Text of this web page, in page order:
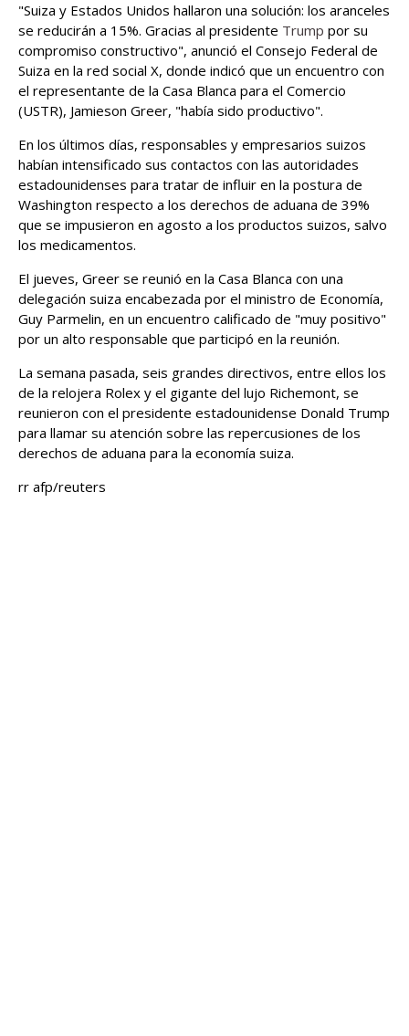
"Suiza y Estados Unidos hallaron una solución: los aranceles
se reducirán a 15%. Gracias al presidente Trump por su
compromiso constructivo", anunció el Consejo Federal de
Suiza en la red social X, donde indicó que un encuentro con
el representante de la Casa Blanca para el Comercio
(USTR), Jamieson Greer, "había sido productivo".
En los últimos días, responsables y empresarios suizos
habían intensificado sus contactos con las autoridades
estadounidenses para tratar de influir en la postura de
Washington respecto a los derechos de aduana de 39%
que se impusieron en agosto a los productos suizos, salvo
los medicamentos.
El jueves, Greer se reunió en la Casa Blanca con una
delegación suiza encabezada por el ministro de Economía,
Guy Parmelin, en un encuentro calificado de "muy positivo"
por un alto responsable que participó en la reunión.
La semana pasada, seis grandes directivos, entre ellos los
de la relojera Rolex y el gigante del lujo Richemont, se
reunieron con el presidente estadounidense Donald Trump
para llamar su atención sobre las repercusiones de los
derechos de aduana para la economía suiza.
rr afp/reuters